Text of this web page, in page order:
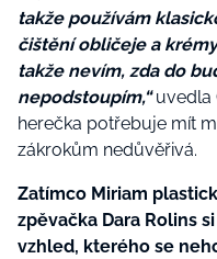
takže používám
čištění obličeje a
takže nevím, zda do
nepodstoupím,“uvedla
herečka potřebuje mít
zákrokům nedůvěřivá.
Zatímco Miriam
zpěvačka Dara Rolins
vzhled, kterého se